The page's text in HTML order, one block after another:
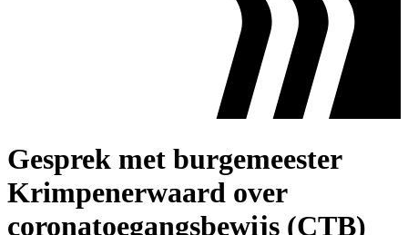
Gesprek met burgemeester
Krimpenerwaard over
coronatoegangsbewijs (CTB)